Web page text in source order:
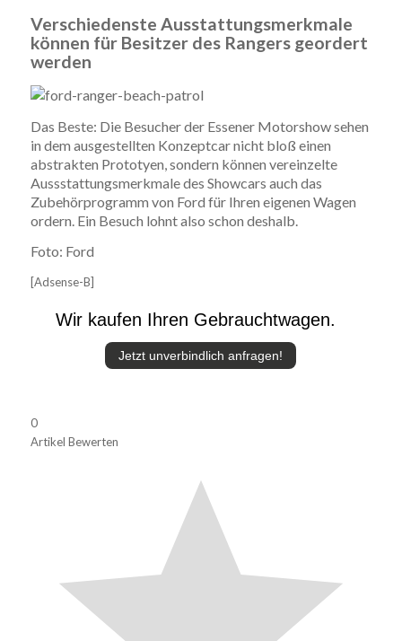
Verschiedenste Ausstattungsmerkmale
können für Besitzer des Rangers geordert
werden
Das Beste: Die Besucher der Essener Motorshow sehen
in dem ausgestellten Konzeptcar nicht bloß einen
abstrakten Prototyen, sondern können vereinzelte
Aussstattungsmerkmale des Showcars auch das
Zubehörprogramm von Ford für Ihren eigenen Wagen
ordern. Ein Besuch lohnt also schon deshalb.
Foto: Ford
[Adsense-B]
Wir kaufen Ihren Gebrauchtwagen.
Jetzt unverbindlich anfragen!
0
Artikel Bewerten